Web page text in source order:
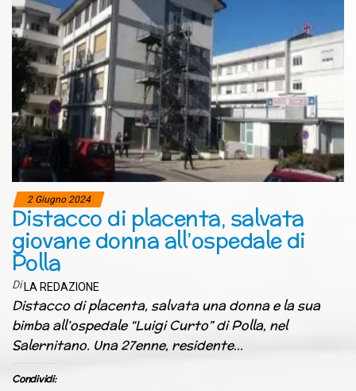
2 Giugno 2024
Distacco di placenta, salvata
giovane donna all’ospedale di
Polla
Di LA REDAZIONE
Distacco di placenta, salvata una donna e la sua
bimba all’ospedale “Luigi Curto” di Polla, nel
Salernitano. Una 27enne, residente…
Condividi: